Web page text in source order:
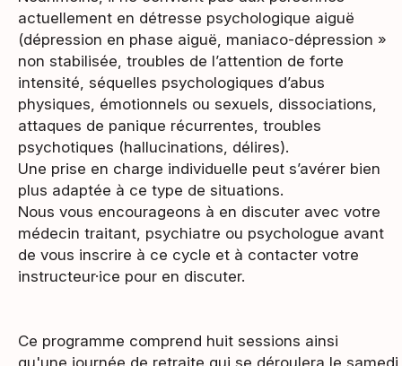
actuellement en détresse psychologique aiguë
(dépression en phase aiguë, maniaco-dépression »
non stabilisée, troubles de l’attention de forte
intensité, séquelles psychologiques d’abus
physiques, émotionnels ou sexuels, dissociations,
attaques de panique récurrentes, troubles
psychotiques (hallucinations, délires).
Une prise en charge individuelle peut s’avérer bien
plus adaptée à ce type de situations.
Nous vous encourageons à en discuter avec votre
médecin traitant, psychiatre ou psychologue avant
de vous inscrire à ce cycle et à contacter votre
instructeur·ice pour en discuter.
Ce programme comprend huit sessions ainsi
qu'une journée de retraite qui se déroulera le samedi